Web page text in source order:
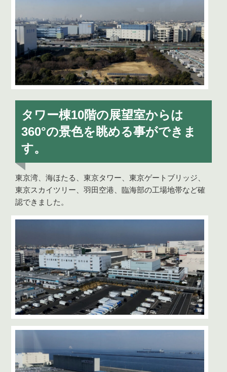
タワー棟10階の展望室からは
360°の景色を眺める事ができま
す。
東京湾、海ほたる、東京タワー、東京ゲートブリッジ、
東京スカイツリー、羽田空港、臨海部の工場地帯など確
認できました。